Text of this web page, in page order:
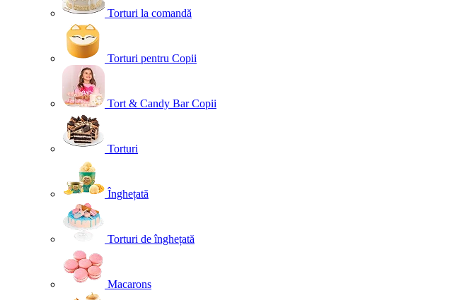
Torturi la comandă
Torturi pentru Copii
Tort & Candy Bar Copii
Torturi
Înghețată
Torturi de înghețată
Macarons